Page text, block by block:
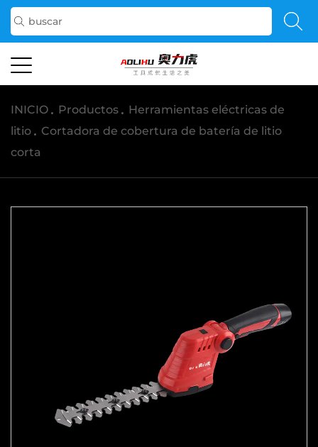
INICIO / Productos / Herramientas eléctricas de
litio / Cortadora de cobertura de batería de litio
corta